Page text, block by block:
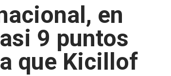
en
9 puntos
que Kicillof